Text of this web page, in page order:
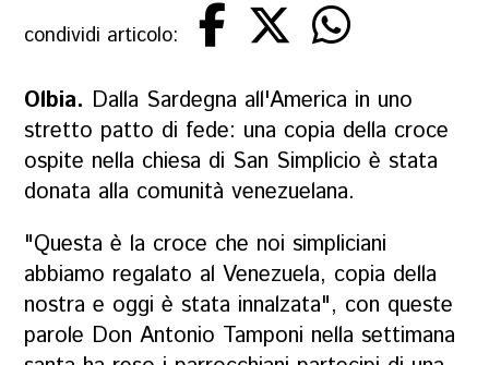
condividi articolo:
Olbia. Dalla Sardegna all'America in uno
stretto patto di fede: una copia della croce
ospite nella chiesa di San Simplicio è stata
donata alla comunità venezuelana.
"Questa è la croce che noi simpliciani
abbiamo regalato al Venezuela, copia della
nostra e oggi è stata innalzata", con queste
parole Don Antonio Tamponi nella settimana